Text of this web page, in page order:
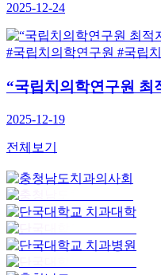
2025-12-24
#국립치의학연구원 #국립
“국립치의학연구원 최
2025-12-19
전체보기